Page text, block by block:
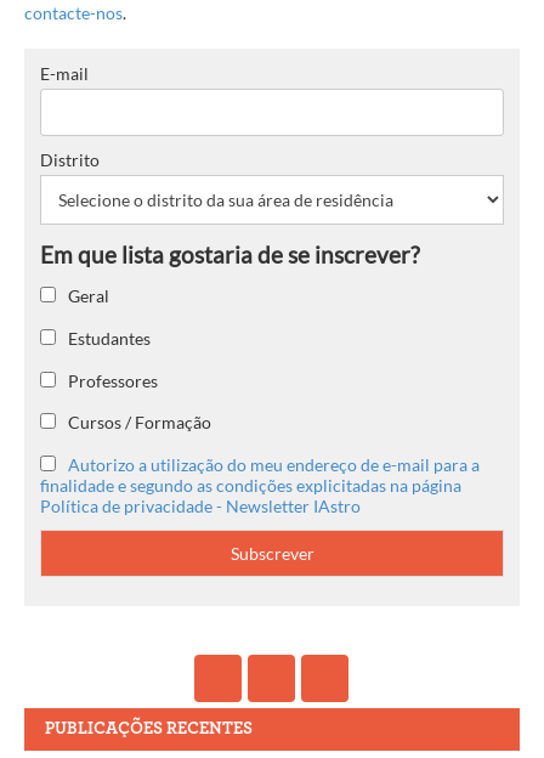
contacte-nos.
E-mail
Distrito
Geral
Estudantes
Professores
Cursos / Formação
Autorizo a utilização do meu endereço de e-mail para a
finalidade e segundo as condições explicitadas na página
Política de privacidade - Newsletter IAstro
PUBLICAÇÕES RECENTES